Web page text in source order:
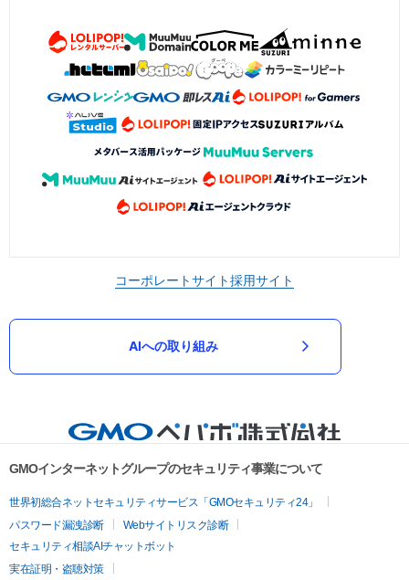
コーポレートサイト採用サイト
AIへの取り組み
GMOインターネットグループのセキュリティ事業について
世界初総合ネットセキュリティサービス「GMOセキュリティ24」
パスワード漏洩診断
Webサイトリスク診断
セキュリティ相談AIチャットボット
実在証明・盗聴対策